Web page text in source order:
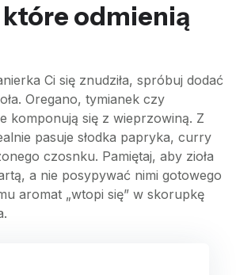
odmienią
Ci się znudziła, spróbuj dodać
Oregano, tymianek czy
komponują się z wieprzowiną. Z
pasuje słodka papryka, curry
czosnku. Pamiętaj, aby zioła
a nie posypywać nimi gotowego
aromat „wtopi się” w skorupkę